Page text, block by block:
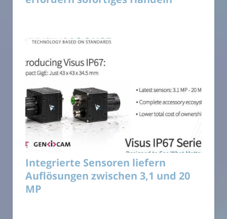
Integrierte Sensoren liefern
Auflösungen zwischen 3,1 und 20
MP